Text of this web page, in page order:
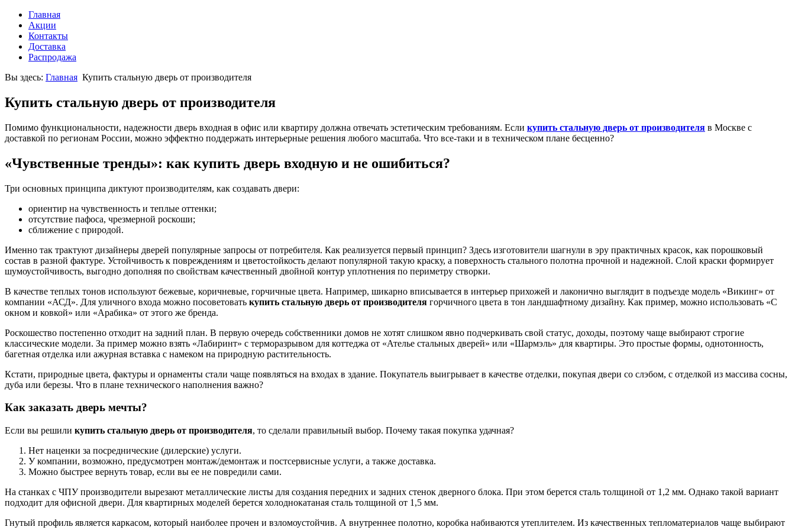
Главная
Акции
Контакты
Доставка
Распродажа
Вы здесь: Главная Купить стальную дверь от производителя
Купить стальную дверь от производителя
Помимо функциональности, надежности дверь входная в офис или квартиру должна отвечать эстетическим требованиям. Если купить стальную дверь от производителя в Москве с
доставкой по регионам России, можно эффектно поддержать интерьерные решения любого масштаба. Что все-таки и в техническом плане бесценно?
«Чувственные тренды»: как купить дверь входную и не ошибиться?
Три основных принципа диктуют производителям, как создавать двери:
ориентир на чувственность и теплые оттенки;
отсутствие пафоса, чрезмерной роскоши;
сближение с природой.
Именно так трактуют дизайнеры дверей популярные запросы от потребителя. Как реализуется первый принцип? Здесь изготовители шагнули в эру практичных красок, как порошковый
состав в разной фактуре. Устойчивость к повреждениям и цветостойкость делают популярной такую краску, а поверхность стального полотна прочной и надежной. Слой краски формирует
шумоустойчивость, выгодно дополняя по свойствам качественный двойной контур уплотнения по периметру створки.
В качестве теплых тонов используют бежевые, коричневые, горчичные цвета. Например, шикарно вписывается в интерьер прихожей и лаконично выглядит в подъезде модель «Викинг» от
компании «АСД». Для уличного входа можно посоветовать купить стальную дверь от производителя горчичного цвета в тон ландшафтному дизайну. Как пример, можно использовать «С
окном и ковкой» или «Арабика» от этого же бренда.
Роскошество постепенно отходит на задний план. В первую очередь собственники домов не хотят слишком явно подчеркивать свой статус, доходы, поэтому чаще выбирают строгие
классические модели. За пример можно взять «Лабиринт» с терморазрывом для коттеджа от «Ателье стальных дверей» или «Шармэль» для квартиры. Это простые формы, однотонность,
багетная отделка или ажурная вставка с намеком на природную растительность.
Кстати, природные цвета, фактуры и орнаменты стали чаще появляться на входах в здание. Покупатель выигрывает в качестве отделки, покупая двери со слэбом, с отделкой из массива сосны,
дуба или березы. Что в плане технического наполнения важно?
Как заказать дверь мечты?
Если вы решили купить стальную дверь от производителя, то сделали правильный выбор. Почему такая покупка удачная?
Нет наценки за посреднические (дилерские) услуги.
У компании, возможно, предусмотрен монтаж/демонтаж и постсервисные услуги, а также доставка.
Можно быстрее вернуть товар, если вы ее не повредили сами.
На станках с ЧПУ производители вырезают металлические листы для создания передних и задних стенок дверного блока. При этом берется сталь толщиной от 1,2 мм. Однако такой вариант
подходит для офисной двери. Для квартирных моделей берется холоднокатаная сталь толщиной от 1,5 мм.
Гнутый профиль является каркасом, который наиболее прочен и взломоустойчив. А внутреннее полотно, коробка набиваются утеплителем. Из качественных тепломатериалов чаще выбирают